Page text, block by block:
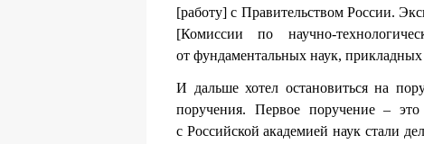
[работу] с Правительством России.
[Комиссии по научно-
от фундаментальных наук,
И дальше хотел остановиться на
поручения. Первое поручение –
с Российской академией наук стали